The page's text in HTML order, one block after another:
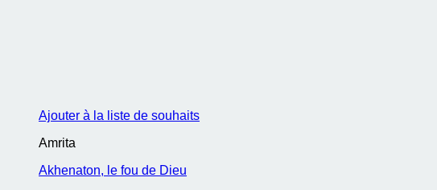
Ajouter à la liste de souhaits
Amrita
Akhenaton, le fou de Dieu